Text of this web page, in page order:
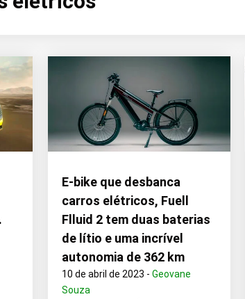
E-bike que desbanca
carros elétricos, Fuell
Flluid 2 tem duas baterias
de lítio e uma incrível
autonomia de 362 km
10 de abril de 2023 -Geovane
Souza